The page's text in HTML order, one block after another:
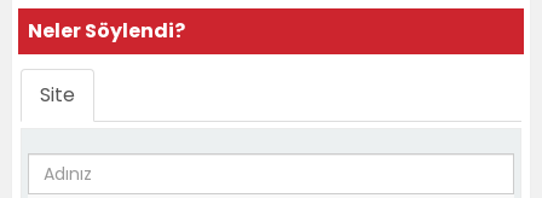
Neler Söylendi?
Site